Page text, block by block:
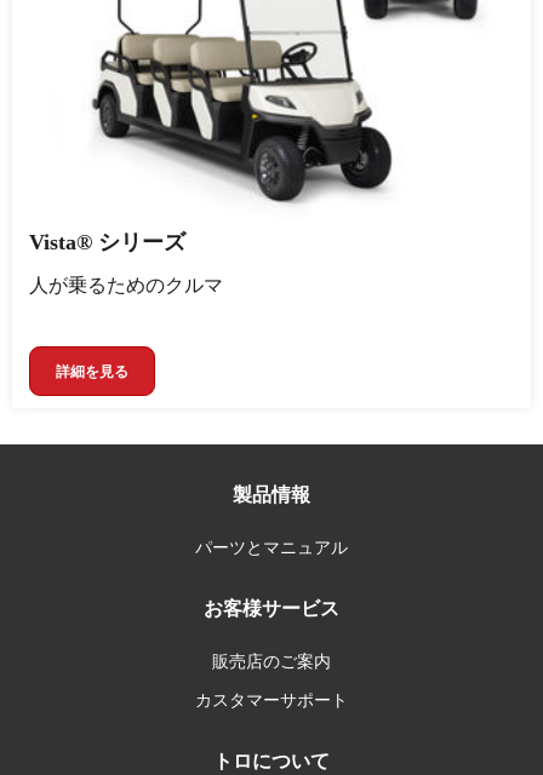
Vista® シリーズ
人が乗るためのクルマ
詳細を見る
製品情報
パーツとマニュアル
お客様サービス
販売店のご案内
カスタマーサポート
トロについて